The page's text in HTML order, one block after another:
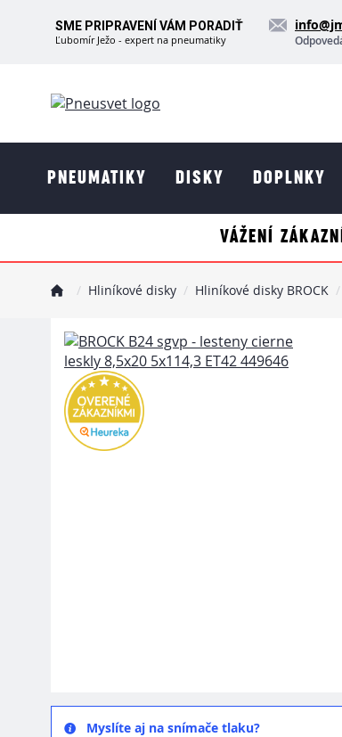
SME PRIPRAVENÍ VÁM PORADIŤ
Ľubomír Ježo - expert na pneumatiky
PNEUMATIKY DISKY DOPLNKY
VÁŽENÍ
Hliníkové disky Hliníkové disky BROCK
Myslíte aj na snímače tlaku?